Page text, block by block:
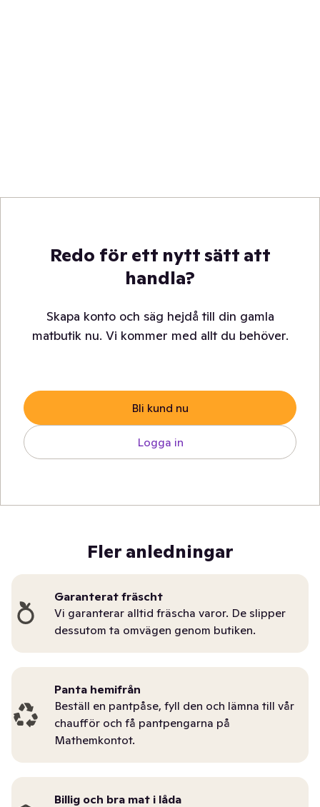
Redo för ett nytt sätt att
handla?
Skapa konto och säg hejdå till din gamla
matbutik nu. Vi kommer med allt du behöver.
Bli kund nu
Logga in
Fler anledningar
Garanterat fräscht
Vi garanterar alltid fräscha varor. De slipper
dessutom ta omvägen genom butiken.
Panta hemifrån
Beställ en pantpåse, fyll den och lämna till vår
chaufför och få pantpengarna på
Mathemkontot.
Billig och bra mat i låda